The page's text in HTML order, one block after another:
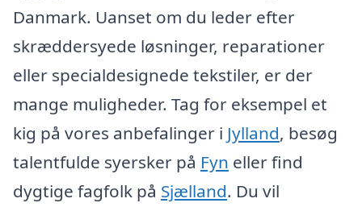
Danmark. Uanset om du leder efter
skræddersyede løsninger, reparationer
eller specialdesignede tekstiler, er der
mange muligheder. Tag for eksempel et
kig på vores anbefalinger i Jylland, besøg
talentfulde syersker på Fyn eller find
dygtige fagfolk på Sjælland. Du vil